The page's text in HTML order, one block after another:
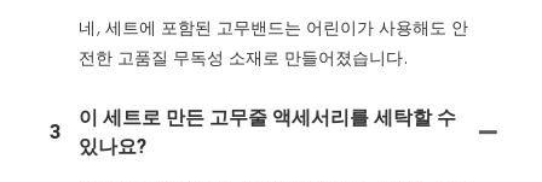
네, 세트에 포함된 고무밴드는 어린이가 사용해도 안
전한 고품질 무독성 소재로 만들어졌습니다.
3
이 세트로 만든 고무줄 액세서리를 세탁할 수
있나요?